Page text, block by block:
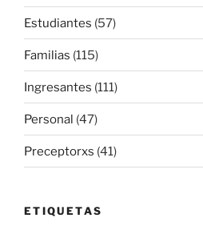
Estudiantes (57)
Familias (115)
Ingresantes (111)
Personal (47)
Preceptorxs (41)
ETIQUETAS